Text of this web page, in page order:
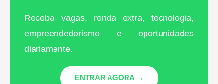
Receba vagas, renda extra, tecnologia,
empreendedorismo e oportunidades
diariamente.
ENTRAR AGORA →